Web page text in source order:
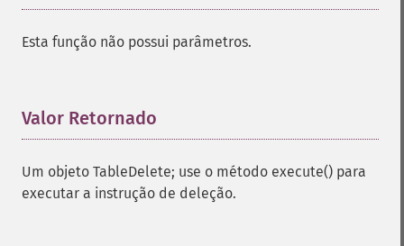
Esta função não possui parâmetros.
Valor Retornado
Um objeto TableDelete; use o método execute() para
executar a instrução de deleção.